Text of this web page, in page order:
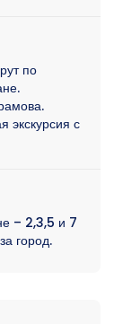
по
экскурсия с
– 2,3,5 и 7
город.